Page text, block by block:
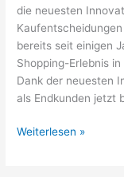
die neuesten
bereits seit einigen
Shopping-Erlebnis
Dank der neuesten
als Endkunden jetzt
Die
Weiterlesen »